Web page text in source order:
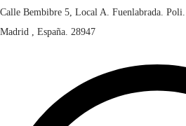
Calle Bembibre 5, Local A. Fuenlabrada.
Madrid , España. 28947